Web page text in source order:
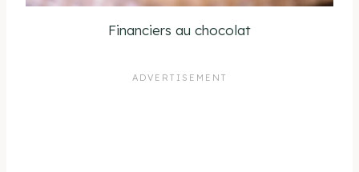
Financiers au chocolat